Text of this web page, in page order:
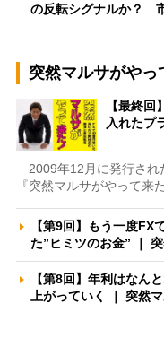
の反転シグナルか？
突然マルサがやっ
【最終
入れたプ
2009年12月に発行され
『突然マルサがやって来
【第9回】もう一度
た”ヒミツのお金” ｜
【第8回】年利はなん
上がっていく ｜ 突然